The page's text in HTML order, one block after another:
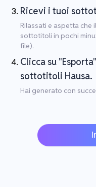
Ricevi i tuoi
Rilassati e aspetta
sottotitoli in pochi
file).
Clicca su
sottotitoli Hausa.
Hai generato con